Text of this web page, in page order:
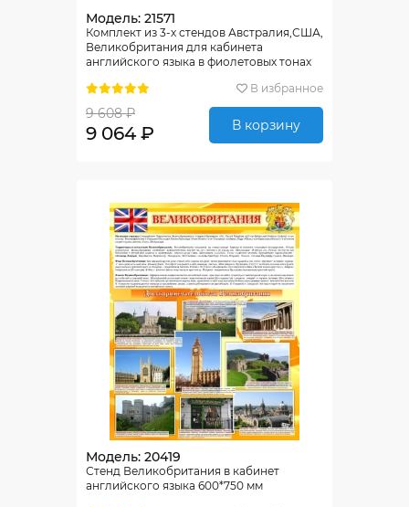
Модель: 21571
Комплект из 3-х стендов Австралия,США,
Великобритания для кабинета
английского языка в фиолетовых тонах
В избранное
9 608 ₽
9 064 ₽ В корзину
Модель: 20419
Стенд Великобритания в кабинет
английского языка 600*750 мм